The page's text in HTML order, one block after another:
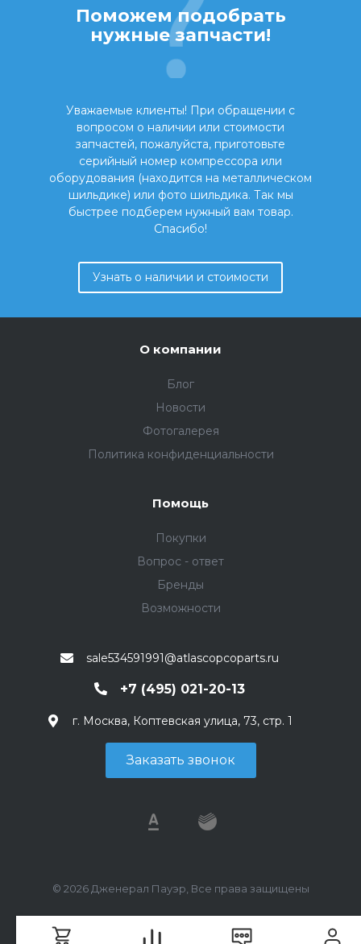
Поможем подобрать
нужные запчасти!
Уважаемые клиенты! При обращении с
вопросом о наличии или стоимости
запчастей, пожалуйста, приготовьте
серийный номер компрессора или
оборудования (находится на металлическом
шильдике) или фото шильдика. Так мы
быстрее подберем нужный вам товар.
Спасибо!
Узнать о наличии и стоимости
О компании
Блог
Новости
Фотогалерея
Политика конфиденциальности
Помощь
Покупки
Вопрос - ответ
Бренды
Возможности
sale534591991@atlascopcoparts.ru
+7 (495) 021-20-13
г. Москва, Коптевская улица, 73, стр. 1
Заказать звонок
© 2026 Дженерал Пауэр, Все права защищены